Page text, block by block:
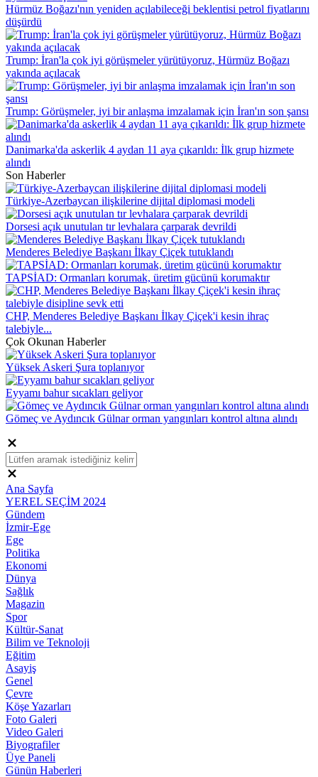
Hürmüz Boğazı'nın yeniden açılabileceği beklentisi petrol fiyatlarını
düşürdü
Trump: İran'la çok iyi görüşmeler yürütüyoruz, Hürmüz Boğazı
yakında açılacak
Trump: Görüşmeler, iyi bir anlaşma imzalamak için İran'ın son şansı
Danimarka'da askerlik 4 aydan 11 aya çıkarıldı: İlk grup hizmete
alındı
Son Haberler
Türkiye-Azerbaycan ilişkilerine dijital diplomasi modeli
Dorsesi açık unutulan tır levhalara çarparak devrildi
Menderes Belediye Başkanı İlkay Çiçek tutuklandı
TAPSİAD: Ormanları korumak, üretim gücünü korumaktır
CHP, Menderes Belediye Başkanı İlkay Çiçek'i kesin ihraç
talebiyle...
Çok Okunan Haberler
Yüksek Askeri Şura toplanıyor
Eyyamı bahur sıcakları geliyor
Gömeç ve Aydıncık Gülnar orman yangınları kontrol altına alındı
Ana Sayfa
YEREL SEÇİM 2024
Gündem
İzmir-Ege
Ege
Politika
Ekonomi
Dünya
Sağlık
Magazin
Spor
Kültür-Sanat
Bilim ve Teknoloji
Eğitim
Asayiş
Genel
Çevre
Köşe Yazarları
Foto Galeri
Video Galeri
Biyografiler
Üye Paneli
Günün Haberleri